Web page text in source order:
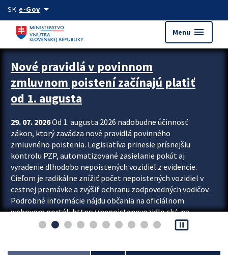
Preskocit na hlavný obsah
SK e-Govarrow_drop_down
Menu menu
Zastavit automatický posun upútavok
Nové pravidlá v povinnom
zmluvnom poistení začínajú platiť
od 1. augusta
29. 07. 2026Od 1. augusta 2026 nadobudne účinnosť
zákon, ktorý zavádza nové pravidlá povinného
zmluvného poistenia. Legislatíva prinesie prísnejšiu
kontrolu PZP, automatizované zasielanie pokút aj
vyradenie dlhodobo nepoistených vozidiel z evidencie.
Cieľom je radikálne znížiť počet nepoistených vozidiel v
cestnej premávke a zvýšiť ochranu zodpovedných vodičov.
Podrobné informácie nájdu občania na oficiálnom
webovom portáli https://nepoistenevozidlo.sk/, na
ktorom od augusta pribudne aj možnosť overiť si...
pause_presentation